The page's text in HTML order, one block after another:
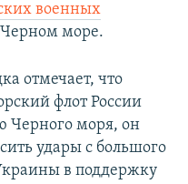
военных
море.
отмечает, что
флот России
Черного моря, он
удары с большого
в поддержку